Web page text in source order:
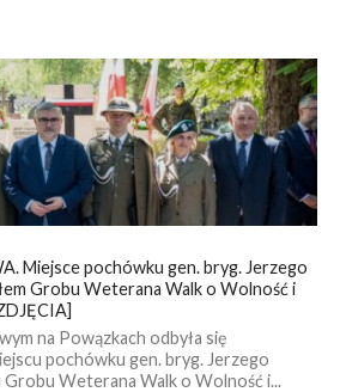
Miejsce pochówku gen. bryg. Jerzego
Grobu Weterana Walk o Wolność i
na Powązkach odbyła się
pochówku gen. bryg. Jerzego
Weterana Walk o Wolność i...